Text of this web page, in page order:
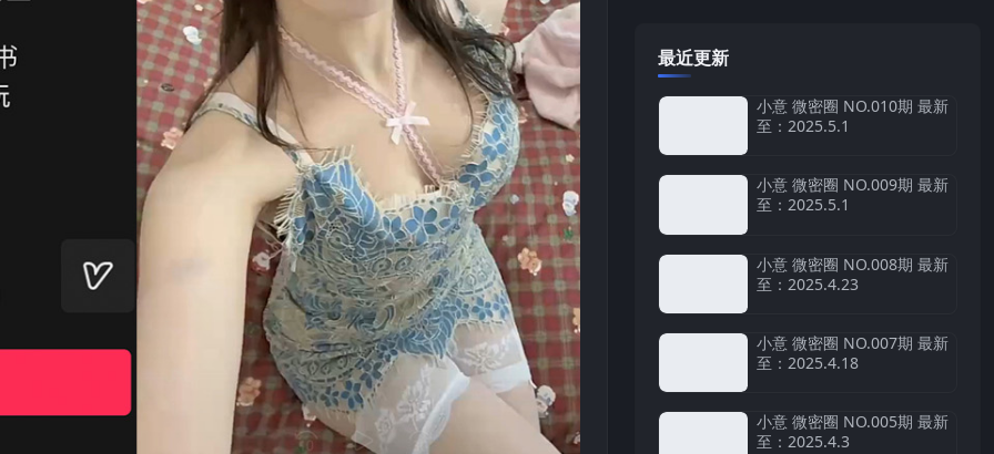
最近更新
小意 微密圈 NO.010期 最新
至：2025.5.1
小意 微密圈 NO.009期 最新
至：2025.5.1
小意 微密圈 NO.008期 最新
至：2025.4.23
小意 微密圈 NO.007期 最新
至：2025.4.18
小意 微密圈 NO.005期 最新
至：2025.4.3